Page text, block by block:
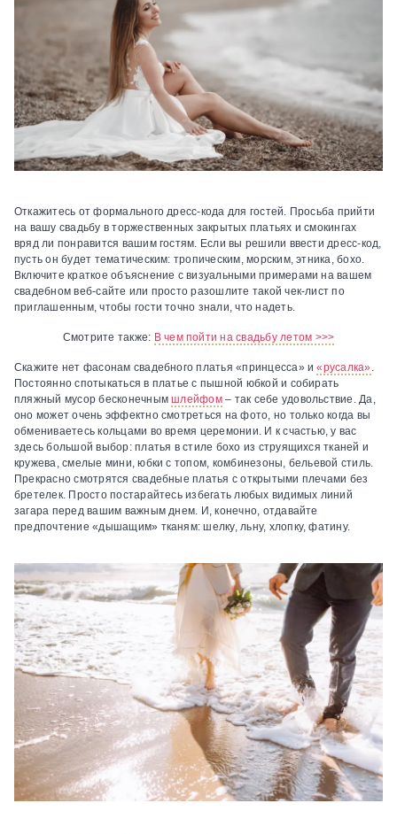
Откажитесь от формального дресс-кода для гостей.
Просьба прийти
на вашу свадьбу в торжественных закрытых платьях и смокингах
вряд ли понравится вашим гостям. Если вы решили ввести дресс-код,
пусть он будет тематическим: тропическим, морским, этника, бохо.
Включите краткое объяснение с визуальными примерами на вашем
свадебном веб-сайте или просто разошлите такой чек-лист по
приглашенным, чтобы гости точно знали, что надеть.
Смотрите также: В чем пойти на свадьбу летом >>>
Скажите нет фасонам свадебного платья «принцесса» и«русалка»
Постоянно спотыкаться в платье с пышной юбкой и собирать
пляжный мусор бесконечнымшлейфом– так себе удовольствие. Да,
оно может очень эффектно смотреться на фото, но только когда вы
обмениваетесь кольцами во время церемонии. И к счастью, у вас
здесь большой выбор: платья в стиле бохо из струящихся тканей и
кружева, смелые мини, юбки с топом, комбинезоны, бельевой стиль.
Прекрасно смотрятся свадебные платья с открытыми плечами без
бретелек. Просто постарайтесь избегать любых видимых линий
загара перед вашим важным днем. И, конечно, отдавайте
предпочтение «дышащим» тканям: шелку, льну, хлопку, фатину.